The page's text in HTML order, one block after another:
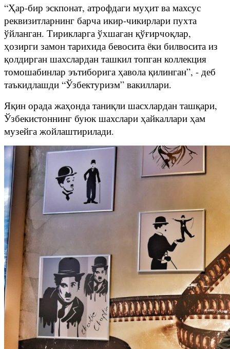
“Ҳар-бир эскпонат, атрофдаги муҳит ва махсус
реквизитларнинг барча икир-чикирлари пухта
ўйланган. Тирикларга ўхшаган қўғирчоқлар,
ҳозирги замон тарихида бевосита ёки билвосита из
қолдирган шахслардан ташкил топган коллекция
томошабинлар эътиборига ҳавола қилинган”, - деб
таъкидлашди “Ўзбектуризм” вакиллари.
Яқин орада жаҳонда таниқли шасхлардан ташқари,
Ўзбекистоннинг буюк шахслари ҳайкаллари ҳам
музейга жойлаштирилади.